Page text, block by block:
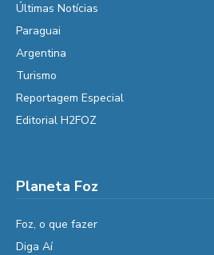
Últimas Notícias
Paraguai
Argentina
Turismo
Reportagem Especial
Editorial H2FOZ
Planeta Foz
Foz, o que fazer
Diga Aí